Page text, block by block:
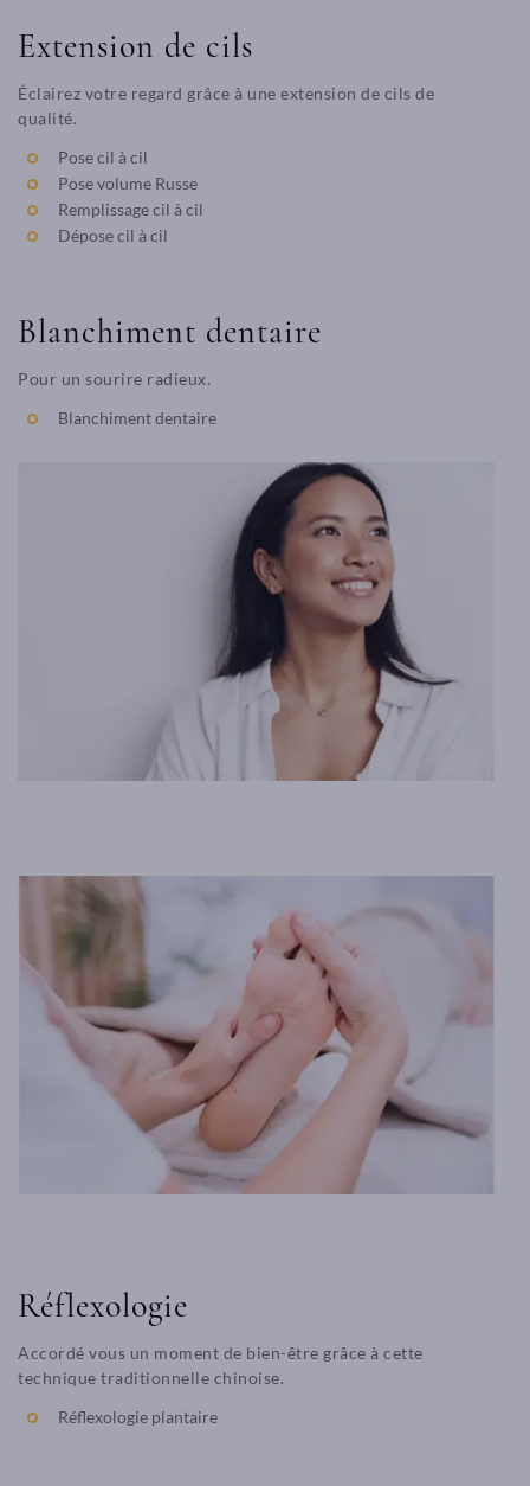
Extension de cils
Éclairez votre regard grâce à une extension de cils de
qualité.
Pose cil à cil
Pose volume Russe
Remplissage cil à cil
Dépose cil à cil
Blanchiment dentaire
Pour un sourire radieux.
Blanchiment dentaire
Réflexologie
Accordé vous un moment de bien-être grâce à cette
technique traditionnelle chinoise.
Réflexologie plantaire